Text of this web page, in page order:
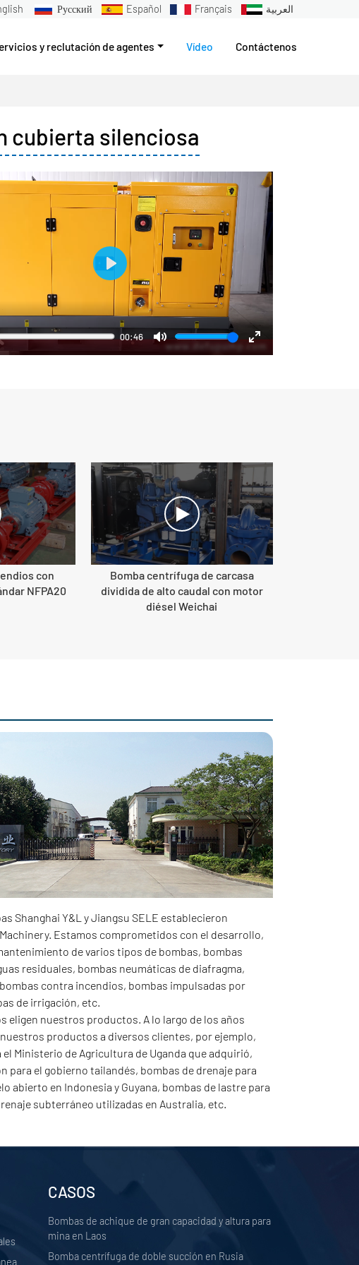
Русский Español Français العربية
y reclutación de agentes Vídeo Contáctenos
cubierta silenciosa
00:46
Mute
Enter
Play
con
NFPA20
Bomba centrífuga de carcasa
dividida de alto caudal con motor
diésel Weichai
Shanghai Y&L y Jiangsu SELE establecieron
Estamos comprometidos con el desarrollo,
de varios tipos de bombas, bombas
residuales, bombas neumáticas de diafragma,
contra incendios, bombas impulsadas por
de irrigación, etc.
eligen nuestros productos. A lo largo de los años
productos a diversos clientes, por ejemplo,
el Ministerio de Agricultura de Uganda que adquirió,
para el gobierno tailandés, bombas de drenaje para
abierto en Indonesia y Guyana, bombas de lastre para
subterráneo utilizadas en Australia, etc.
CASOS
Bombas de achique de gran capacidad y altura para
mina en Laos
Bomba centrífuga de doble succión en Rusia